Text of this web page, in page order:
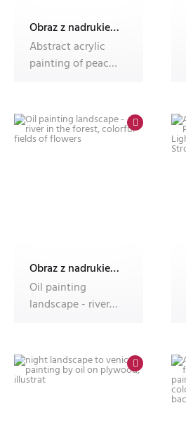
Obraz z nadrukiem Dec'n'Roll, fotoobraz
Abstract acrylic
painting of peach
Obraz z nadrukiem Dec'n'Roll, fotoobraz
Oil painting
landscape - river